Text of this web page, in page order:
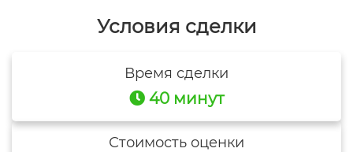
Условия сделки
Время сделки
40 минут
Стоимость оценки